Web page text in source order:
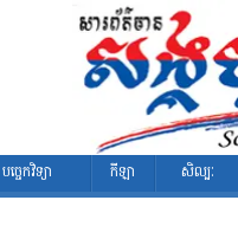
បច្ចេកវិទ្យា កីឡា សិល្បៈ